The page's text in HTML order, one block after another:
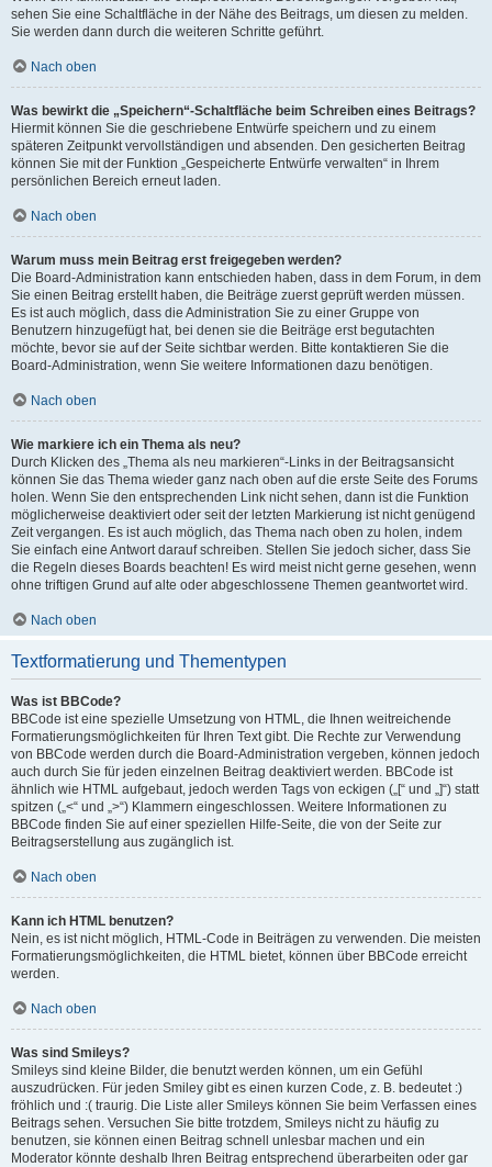
sehen Sie eine Schaltfläche in der Nähe des Beitrags, um diesen zu melden.
Sie werden dann durch die weiteren Schritte geführt.
Nach oben
Was bewirkt die „Speichern“-Schaltfläche beim Schreiben eines Beitrags?
Hiermit können Sie die geschriebene Entwürfe speichern und zu einem
späteren Zeitpunkt vervollständigen und absenden. Den gesicherten Beitrag
können Sie mit der Funktion „Gespeicherte Entwürfe verwalten“ in Ihrem
persönlichen Bereich erneut laden.
Nach oben
Warum muss mein Beitrag erst freigegeben werden?
Die Board-Administration kann entschieden haben, dass in dem Forum, in dem
Sie einen Beitrag erstellt haben, die Beiträge zuerst geprüft werden müssen.
Es ist auch möglich, dass die Administration Sie zu einer Gruppe von
Benutzern hinzugefügt hat, bei denen sie die Beiträge erst begutachten
möchte, bevor sie auf der Seite sichtbar werden. Bitte kontaktieren Sie die
Board-Administration, wenn Sie weitere Informationen dazu benötigen.
Nach oben
Wie markiere ich ein Thema als neu?
Durch Klicken des „Thema als neu markieren“-Links in der Beitragsansicht
können Sie das Thema wieder ganz nach oben auf die erste Seite des Forums
holen. Wenn Sie den entsprechenden Link nicht sehen, dann ist die Funktion
möglicherweise deaktiviert oder seit der letzten Markierung ist nicht genügend
Zeit vergangen. Es ist auch möglich, das Thema nach oben zu holen, indem
Sie einfach eine Antwort darauf schreiben. Stellen Sie jedoch sicher, dass Sie
die Regeln dieses Boards beachten! Es wird meist nicht gerne gesehen, wenn
ohne triftigen Grund auf alte oder abgeschlossene Themen geantwortet wird.
Nach oben
Textformatierung und Thementypen
Was ist BBCode?
BBCode ist eine spezielle Umsetzung von HTML, die Ihnen weitreichende
Formatierungsmöglichkeiten für Ihren Text gibt. Die Rechte zur Verwendung
von BBCode werden durch die Board-Administration vergeben, können jedoch
auch durch Sie für jeden einzelnen Beitrag deaktiviert werden. BBCode ist
ähnlich wie HTML aufgebaut, jedoch werden Tags von eckigen („[“ und „]“) statt
spitzen („<“ und „>“) Klammern eingeschlossen. Weitere Informationen zu
BBCode finden Sie auf einer speziellen Hilfe-Seite, die von der Seite zur
Beitragserstellung aus zugänglich ist.
Nach oben
Kann ich HTML benutzen?
Nein, es ist nicht möglich, HTML-Code in Beiträgen zu verwenden. Die meisten
Formatierungsmöglichkeiten, die HTML bietet, können über BBCode erreicht
werden.
Nach oben
Was sind Smileys?
Smileys sind kleine Bilder, die benutzt werden können, um ein Gefühl
auszudrücken. Für jeden Smiley gibt es einen kurzen Code, z. B. bedeutet :)
fröhlich und :( traurig. Die Liste aller Smileys können Sie beim Verfassen eines
Beitrags sehen. Versuchen Sie bitte trotzdem, Smileys nicht zu häufig zu
benutzen, sie können einen Beitrag schnell unlesbar machen und ein
Moderator könnte deshalb Ihren Beitrag entsprechend überarbeiten oder gar